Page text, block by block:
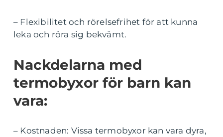
– Flexibilitet och rörelsefrihet för att kunna
leka och röra sig bekvämt.
Nackdelarna med
termobyxor för barn kan
vara:
– Kostnaden: Vissa termobyxor kan vara dyra,